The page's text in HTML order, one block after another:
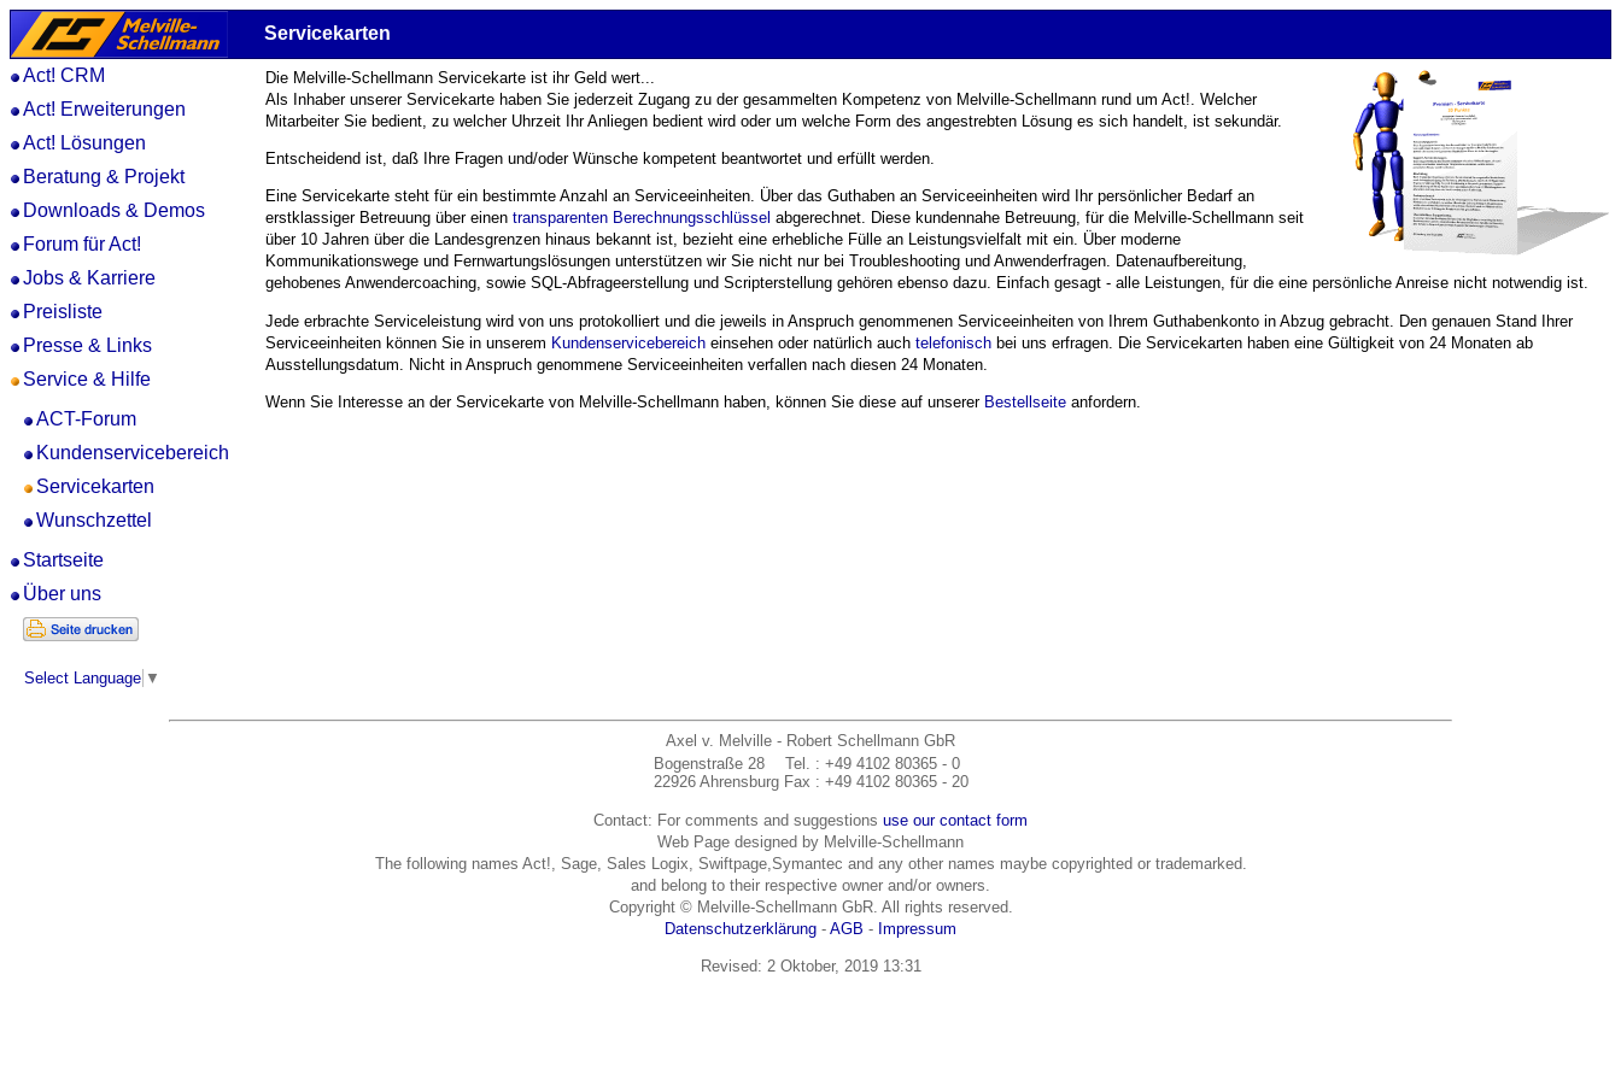
Servicekarten
Act! CRM
Act! Erweiterungen
Act! Lösungen
Beratung & Projekt
Downloads & Demos
Forum für Act!
Jobs & Karriere
Preisliste
Presse & Links
Service & Hilfe
ACT-Forum
Kundenservicebereich
Servicekarten
Wunschzettel
Startseite
Über uns
Select Language ▼
Die Melville-Schellmann Servicekarte ist ihr Geld wert...
Als Inhaber unserer Servicekarte haben Sie jederzeit Zugang zu der gesammelten Kompetenz von Melville-Schellmann rund um Act!. Welcher
Mitarbeiter Sie bedient, zu welcher Uhrzeit Ihr Anliegen bedient wird oder um welche Form des angestrebten Lösung es sich handelt, ist sekundär.
Entscheidend ist, daß Ihre Fragen und/oder Wünsche kompetent beantwortet und erfüllt werden.
Eine Servicekarte steht für ein bestimmte Anzahl an Serviceeinheiten. Über das Guthaben an Serviceeinheiten wird Ihr persönlicher Bedarf an
erstklassiger Betreuung über einen transparenten Berechnungsschlüssel abgerechnet. Diese kundennahe Betreuung, für die Melville-Schellmann seit
über 10 Jahren über die Landesgrenzen hinaus bekannt ist, bezieht eine erhebliche Fülle an Leistungsvielfalt mit ein. Über moderne
Kommunikationswege und Fernwartungslösungen unterstützen wir Sie nicht nur bei Troubleshooting und Anwenderfragen. Datenaufbereitung,
gehobenes Anwendercoaching, sowie SQL-Abfrageerstellung und Scripterstellung gehören ebenso dazu. Einfach gesagt - alle Leistungen, für die eine persönliche Anreise nicht notwendig ist.
Jede erbrachte Serviceleistung wird von uns protokolliert und die jeweils in Anspruch genommenen Serviceeinheiten von Ihrem Guthabenkonto in Abzug gebracht. Den genauen Stand Ihrer
Serviceeinheiten können Sie in unserem Kundenservicebereich einsehen oder natürlich auch telefonisch bei uns erfragen. Die Servicekarten haben eine Gültigkeit von 24 Monaten ab
Ausstellungsdatum. Nicht in Anspruch genommene Serviceeinheiten verfallen nach diesen 24 Monaten.
Wenn Sie Interesse an der Servicekarte von Melville-Schellmann haben, können Sie diese auf unserer Bestellseite anfordern.
Axel v. Melville - Robert Schellmann GbR
Bogenstraße 28
22926 Ahrensburg
Tel.
Fax
: +49 4102 80365 - 0
: +49 4102 80365 - 20
Contact: For comments and suggestions use our contact form
Web Page designed by Melville-Schellmann
The following names Act!, Sage, Sales Logix, Swiftpage,Symantec and any other names maybe copyrighted or trademarked.
and belong to their respective owner and/or owners.
Copyright © Melville-Schellmann GbR. All rights reserved.
Datenschutzerklärung - AGB - Impressum
Revised: 2 Oktober, 2019 13:31